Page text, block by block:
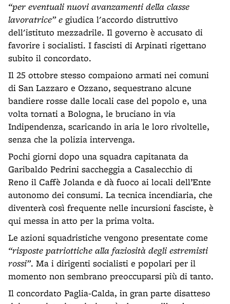
“per eventuali nuovi avanzamenti della classe
lavoratrice” e giudica l'accordo distruttivo
dell'istituto mezzadrile. Il governo è accusato di
favorire i socialisti. I fascisti di Arpinati rigettano
subito il concordato.
Il 25 ottobre stesso compaiono armati nei comuni
di San Lazzaro e Ozzano, sequestrano alcune
bandiere rosse dalle locali case del popolo e, una
volta tornati a Bologna, le bruciano in via
Indipendenza, scaricando in aria le loro rivoltelle,
senza che la polizia intervenga.
Pochi giorni dopo una squadra capitanata da
Garibaldo Pedrini saccheggia a Casalecchio di
Reno il Caffè Jolanda e dà fuoco ai locali dell’Ente
autonomo dei consumi. La tecnica incendiaria, che
diventerà così frequente nelle incursioni fasciste, è
qui messa in atto per la prima volta.
Le azioni squadristiche vengono presentate come
“risposte patriottiche alla faziosità degli estremisti
rossi”. Ma i dirigenti socialisti e popolari per il
momento non sembrano preoccuparsi più di tanto.
Il concordato Paglia-Calda, in gran parte disatteso